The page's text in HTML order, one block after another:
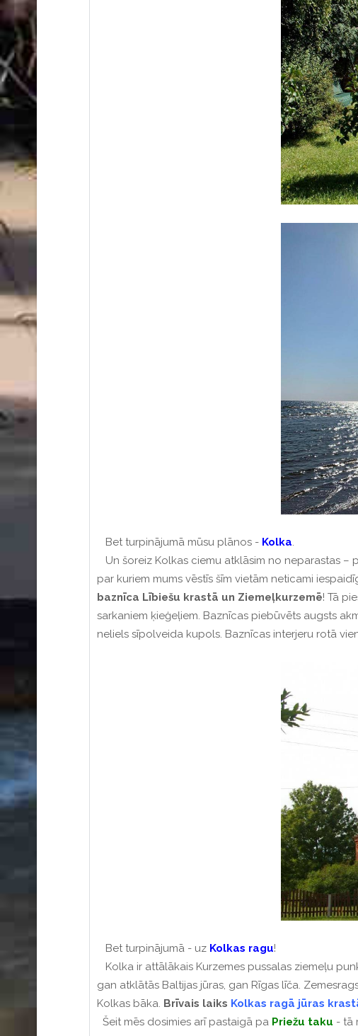
Bet turpinājumā mūsu plānos - Kolka.
Un šoreiz Kolkas ciemu atklāsim no neparastas –
par kuriem mums vēstīs šīm vietām neticami
baznīca Lībiešu krastā un Ziemeļkurzemē! Tā
sarkaniem ķieģeļiem. Baznīcas piebūvēts augsts
neliels sīpolveida kupols. Baznīcas interjeru rotā
Bet turpinājumā - uz Kolkas ragu!
Kolka ir attālākais Kurzemes pussalas ziemeļu
gan atklātās Baltijas jūras, gan Rīgas līča. Zemesr
Kolkas bāka. Brīvais laiks Kolkas ragā jūras
Šeit mēs dosimies arī pastaigā pa Priežu taku - tā